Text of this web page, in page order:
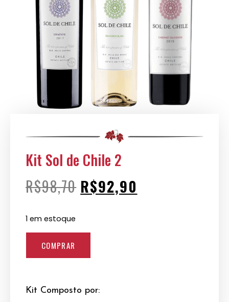
Kit Sol de Chile 2
R$98,70 R$92,90
1 em estoque
COMPRAR
Kit Composto por: